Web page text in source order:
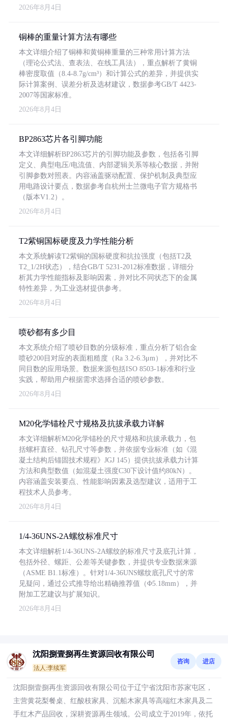
2026年8月4日
铜棒的重量计算方法有哪些
本文详细介绍了铜棒和黄铜棒重量的三种常用计算方法
（理论公式法、查表法、在线工具法），重点解析了黄铜
棒密度取值（8.4-8.7g/cm³）和计算公式的差异，并提供实
际计算案例、误差分析及选材建议，数据参考GB/T 4423-
2007等国家标准。
2026年8月4日
BP2863芯片各引脚功能
本文详细解析BP2863芯片的引脚功能及参数，包括各引脚
定义、典型电压/电流值、内部逻辑关系等核心数据，并附
引脚参数对照表。内容涵盖驱动配置、保护机制及典型应
用电路设计要点，数据参考自杭州士兰微电子官方规格书
（版本V1.2）。
2026年8月4日
T2紫铜国标硬度及力学性能分析
本文系统解读T2紫铜的国标硬度和抗拉强度（包括T2及
T2_1/2H状态），结合GB/T 5231-2012标准数据，详细分
析其力学性能指标及影响因素，并对比不同状态下的金属
特性差异，为工业选材提供参考。
2026年8月4日
喷砂都有多少目
本文系统介绍了喷砂目数的分级标准，重点分析了铝合金
喷砂200目对应的表面粗糙度（Ra 3.2-6.3μm），并对比不
同目数的应用场景。数据来源包括ISO 8503-1标准和行业
实践，帮助用户根据需求选择合适的喷砂参数。
2026年8月4日
M20化学锚栓尺寸规格及抗拔承载力详解
本文详细解析M20化学锚栓的尺寸规格和抗拔承载力，包
括螺杆直径、钻孔尺寸等参数，并依据专业标准（如《混
凝土结构后锚固技术规程》JGJ 145）提供抗拔承载力计算
方法和典型数值（如混凝土强度C30下设计值约80kN）。
内容涵盖安装要点、性能影响因素及选型建议，适用于工
程技术人员参考。
2026年8月4日
1/4-36UNS-2A螺纹标准尺寸
本文详细解析1/4-36UNS-2A螺纹的标准尺寸及底孔计算，
包括外径、螺距、公差等关键参数，并提供专业数据来源
（ASME B1.1标准）。针对1/4-36UNS螺纹底孔尺寸的常
见疑问，通过公式推导给出精确推荐值（Φ5.18mm），并
附加工艺建议与扩展知识。
2026年8月4日
沈阳捌壹捌再生资源回收有限公司
法人:李续军
咨询 进店
沈阳捌壹捌再生资源回收有限公司位于辽宁省沈阳市苏家屯区，
主营黄花梨餐桌、红酸枝家具、沉船木家具等高端红木家具及二
手红木产品回收，深耕资源再生领域。公司成立于2019年，依托